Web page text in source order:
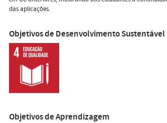
das aplicações.
Objetivos de Desenvolvimento Sustentável
Objetivos de Aprendizagem